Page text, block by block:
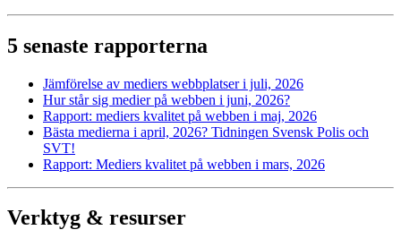
5 senaste rapporterna
Jämförelse av mediers webbplatser i juli, 2026
Hur står sig medier på webben i juni, 2026?
Rapport: mediers kvalitet på webben i maj, 2026
Bästa medierna i april, 2026? Tidningen Svensk Polis och
SVT!
Rapport: Mediers kvalitet på webben i mars, 2026
Verktyg & resurser